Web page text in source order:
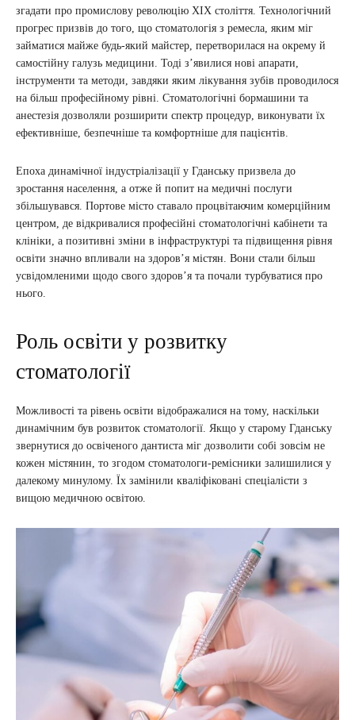
згадати про промислову революцію XIX століття. Технологічний
прогрес призвів до того, що стоматологія з ремесла, яким міг
займатися майже будь-який майстер, перетворилася на окрему й
самостійну галузь медицини. Тоді з’явилися нові апарати,
інструменти та методи, завдяки яким лікування зубів проводилося
на більш професійному рівні. Стоматологічні бормашини та
анестезія дозволяли розширити спектр процедур, виконувати їх
ефективніше, безпечніше та комфортніше для пацієнтів.
Епоха динамічної індустріалізації у Гданську призвела до
зростання населення, а отже й попит на медичні послуги
збільшувався. Портове місто ставало процвітаючим комерційним
центром, де відкривалися професійні стоматологічні кабінети та
клініки, а позитивні зміни в інфраструктурі та підвищення рівня
освіти значно впливали на здоров’я містян. Вони стали більш
усвідомленими щодо свого здоров’я та почали турбуватися про
нього.
Роль освіти у розвитку
стоматології
Можливості та рівень освіти відображалися на тому, наскільки
динамічним був розвиток стоматології. Якщо у старому Гданську
звернутися до освіченого дантиста міг дозволити собі зовсім не
кожен містянин, то згодом стоматологи-ремісники залишилися у
далекому минулому. Їх замінили кваліфіковані спеціалісти з
вищою медичною освітою.